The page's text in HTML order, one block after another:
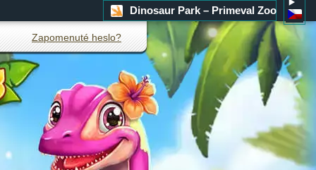
Dinosaur Park – Primeval Zoo
Zapomenuté heslo?